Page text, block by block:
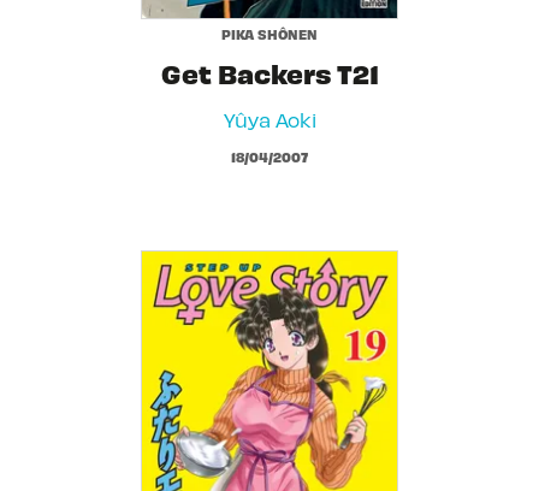
PIKA SHÔNEN
Get Backers T21
Yûya Aoki
18/04/2007